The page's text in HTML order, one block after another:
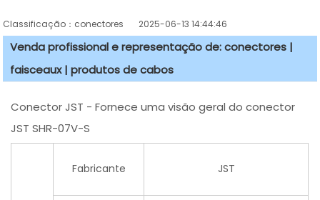
Classificação：conectores 2025-06-13 14:44:46
Venda profissional e representação de: conectores |
faisceaux | produtos de cabos
Conector JST - Fornece uma visão geral do conector
JST SHR-07V-S
Fabricante JST